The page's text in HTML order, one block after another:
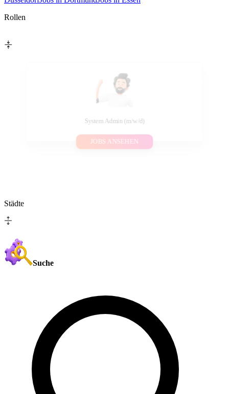
Rollen
System Admin (m/w/d)
JOBS ANSEHEN
Städte
Suche